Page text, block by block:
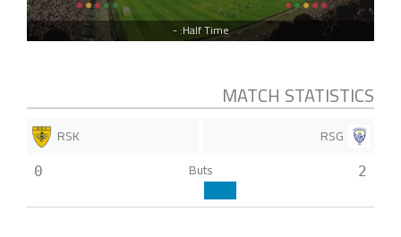
Half Time: -
MATCH STATISTICS
RSG
RSK
2
Buts
0